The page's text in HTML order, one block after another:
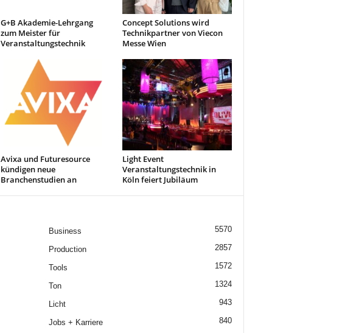
G+B Akademie-Lehrgang
zum Meister für
Veranstaltungstechnik
Concept Solutions wird
Technikpartner von Viecon
Messe Wien
Avixa und Futuresource
kündigen neue
Branchenstudien an
Light Event
Veranstaltungstechnik in
Köln feiert Jubiläum
Business 5570
Production 2857
Tools 1572
Ton 1324
Licht 943
Jobs + Karriere 840